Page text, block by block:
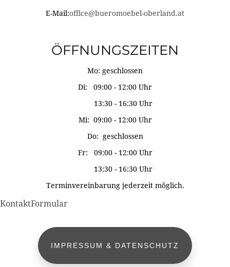
E-Mail:office@bueromoebel-oberland.at
ÖFFNUNGSZEITEN
Mo: geschlossen
Di: 09:00 - 12:00 Uhr
13:30 - 16:30 Uhr
Mi: 09:00 - 12:00 Uhr
Do: geschlossen
Fr: 09:00 - 12:00 Uhr
13:30 - 16:30 Uhr
Terminvereinbarung jederzeit möglich.
KontaktFormular
IMPRESSUM & DATENSCHUTZ